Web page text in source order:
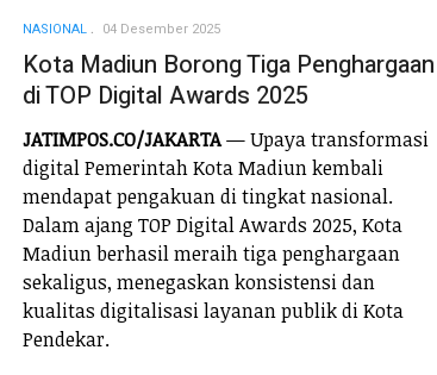
NASIONAL 04 Desember 2025
Kota Madiun Borong Tiga Penghargaan
di TOP Digital Awards 2025
JATIMPOS.CO/JAKARTA— Upaya transformasi
digital Pemerintah Kota Madiun kembali
mendapat pengakuan di tingkat nasional.
Dalam ajang TOP Digital Awards 2025, Kota
Madiun berhasil meraih tiga penghargaan
sekaligus, menegaskan konsistensi dan
kualitas digitalisasi layanan publik di Kota
Pendekar.